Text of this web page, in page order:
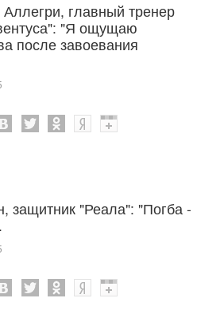
главный тренер
"Я ощущаю
после завоевания
защитник "Реала": "Погба -